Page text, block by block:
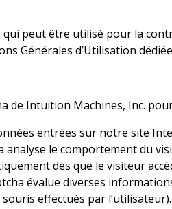
qui peut être utilisé pour la
Générales d’Utilisation
de Intuition Machines, Inc.
entrées sur notre site
analyse le comportement du
dès que le visiteur
évalue diverses
effectués par l’utilisateur).